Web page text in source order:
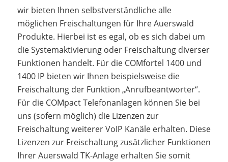
wir bieten Ihnen selbstverständliche alle
möglichen Freischaltungen für Ihre Auerswald
Produkte. Hierbei ist es egal, ob es sich dabei um
die Systemaktivierung oder Freischaltung diverser
Funktionen handelt. Für die COMfortel 1400 und
1400 IP bieten wir Ihnen beispielsweise die
Freischaltung der Funktion „Anrufbeantworter“.
Für die COMpact Telefonanlagen können Sie bei
uns (sofern möglich) die Lizenzen zur
Freischaltung weiterer VoIP Kanäle erhalten. Diese
Lizenzen zur Freischaltung zusätzlicher Funktionen
Ihrer Auerswald TK-Anlage erhalten Sie somit